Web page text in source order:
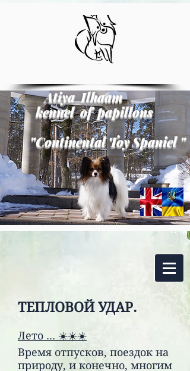
Atiya Ilhaam
kennel of papillons
"Continental Toy Spaniel "
ТЕПЛОВОЙ УДАР.
Лето ... ☀️☀️☀️
Время отпусков, поездок на
природу, и конечно, многим